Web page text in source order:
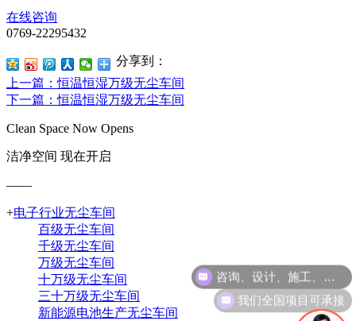
在线咨询
0769-22295432
分享到：
上一篇 ：恒温恒湿万级无尘车间
下一篇 ：恒温恒湿万级无尘车间
Clean Space Now Opens
洁净空间 现在开启
——
+电子行业无尘车间
百级无尘车间
千级无尘车间
万级无尘车间
十万级无尘车间
三十万级无尘车间
新能源电池生产无尘车间
咨询、设计、施工、调试等一体化服务
我们全国项目可承接